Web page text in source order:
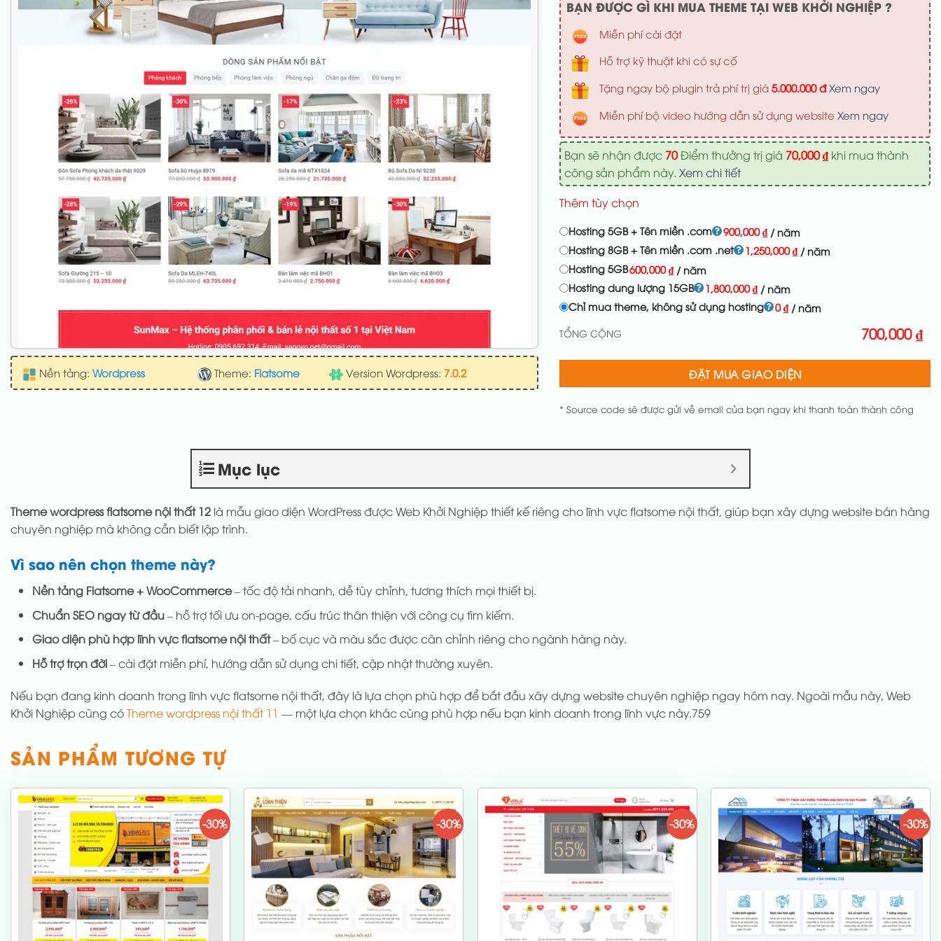
Nền tảng: Wordpress Theme: Flatsome Version Wordpress: 7.0.2
BẠN ĐƯỢC GÌ KHI MUA THEME TẠI WEB KHỞI NGHIỆP ?
Miễn phí cài đặt
Hỗ trợ kỹ thuật khi có sự cố
Tặng ngay bộ plugin trả phí trị giá 5.000.000 đ Xem ngay
Miễn phí bộ video hướng dẫn sử dụng website Xem ngay
Bạn sẽ nhận được 70Điểm thưởng trị giá 70,000₫khi mua thành
công sản phẩm này. Xem chi tiết
Thêm tùy chọn
Hosting 5GB + Tên miền .com 900,000₫ / năm
Hosting 8GB + Tên miền .com .net
1,250,000₫ / năm
Hosting 5GB600,000₫ / năm
Hosting dung lượng 15GB
1,800,000₫ / năm
Chỉ mua theme, không sử dụng hosting
0₫ / năm
TỔNG CỘNG
700,000₫
ĐẶT MUA GIAO DIỆN
* Source code sẽ được gửi về email của bạn ngay khi thanh toán thành công
Mục lục
Theme wordpress flatsome nội thất 12 là mẫu giao diện WordPress được Web Khởi Nghiệp thiết kế riêng cho lĩnh vực flatsome nội thất, giúp bạn xây dựng website bán hàng
chuyên nghiệp mà không cần biết lập trình.
Vì sao nên chọn theme này?
Nền tảng Flatsome + WooCommerce– tốc độ tải nhanh, dễ tùy chỉnh, tương thích mọi thiết bị.
Chuẩn SEO ngay từ đầu– hỗ trợ tối ưu on-page, cấu trúc thân thiện với công cụ tìm kiếm.
Giao diện phù hợp lĩnh vực flatsome nội thất– bố cục và màu sắc được cân chỉnh riêng cho ngành hàng này.
Hỗ trợ trọn đời– cài đặt miễn phí, hướng dẫn sử dụng chi tiết, cập nhật thường xuyên.
Nếu bạn đang kinh doanh trong lĩnh vực flatsome nội thất, đây là lựa chọn phù hợp để bắt đầu xây dựng website chuyên nghiệp ngay hôm nay. Ngoài mẫu này, Web
Khởi Nghiệp cũng cóTheme wordpress nội thất 11 — một lựa chọn khác cùng phù hợp nếu bạn kinh doanh trong lĩnh vực này.759
SẢN PHẨM TƯƠNG TỰ
-30% -30% -30% -30%